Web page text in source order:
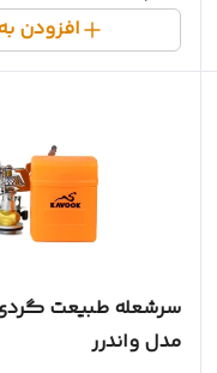
افزودن
سرشعله طبیعت
مدل واندرر